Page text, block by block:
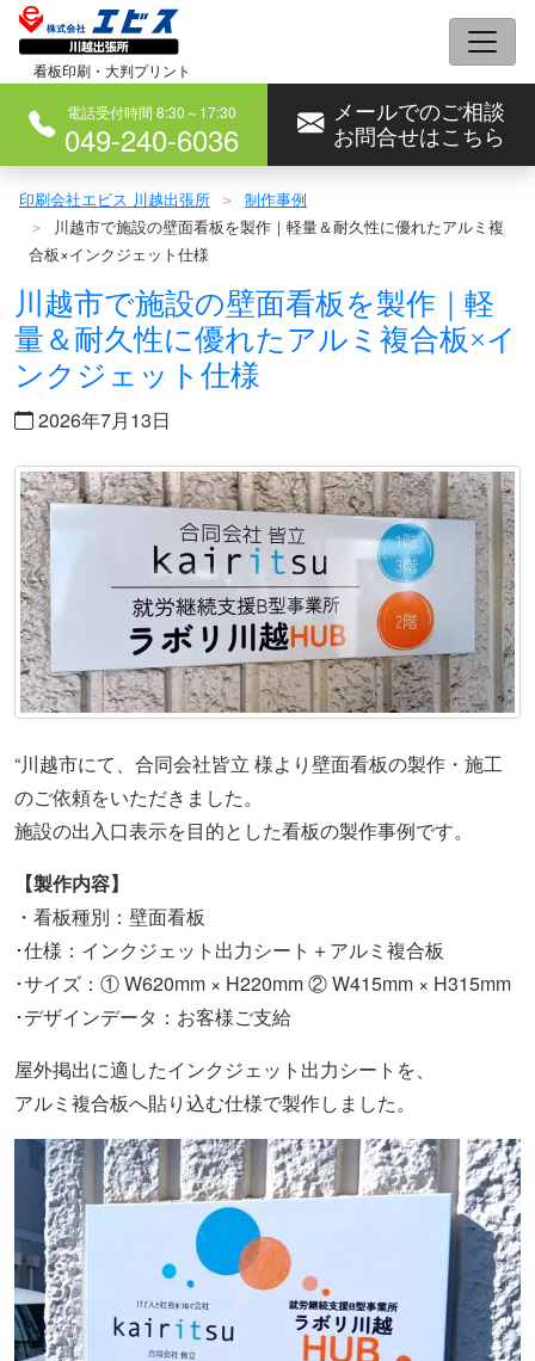
テ
プ
看板印刷・大判プリント
電話受付時間 8:30～17:30
049-240-6036
メールでのご相談
お問合せはこちら
印刷会社エビス 川越出張所
制作事例
川越市で施設の壁面看板を製作｜軽量＆耐久性に優れたアルミ複
合板×インクジェット仕様
川越市で施設の壁面看板を製作｜軽
量＆耐久性に優れたアルミ複合板×イ
ンクジェット仕様
2026年7月13日
“川越市にて、合同会社皆立 様より壁面看板の製作・施工
のご依頼をいただきました。
施設の出入口表示を目的とした看板の製作事例です。
【製作内容】
・看板種別：壁面看板
･仕様：インクジェット出力シート＋アルミ複合板
･サイズ：① W620mm × H220mm ② W415mm × H315mm
･デザインデータ：お客様ご支給
屋外掲出に適したインクジェット出力シートを、
アルミ複合板へ貼り込む仕様で製作しました。